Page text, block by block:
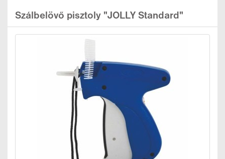
Szálbelövő pisztoly "JOLLY Standard"